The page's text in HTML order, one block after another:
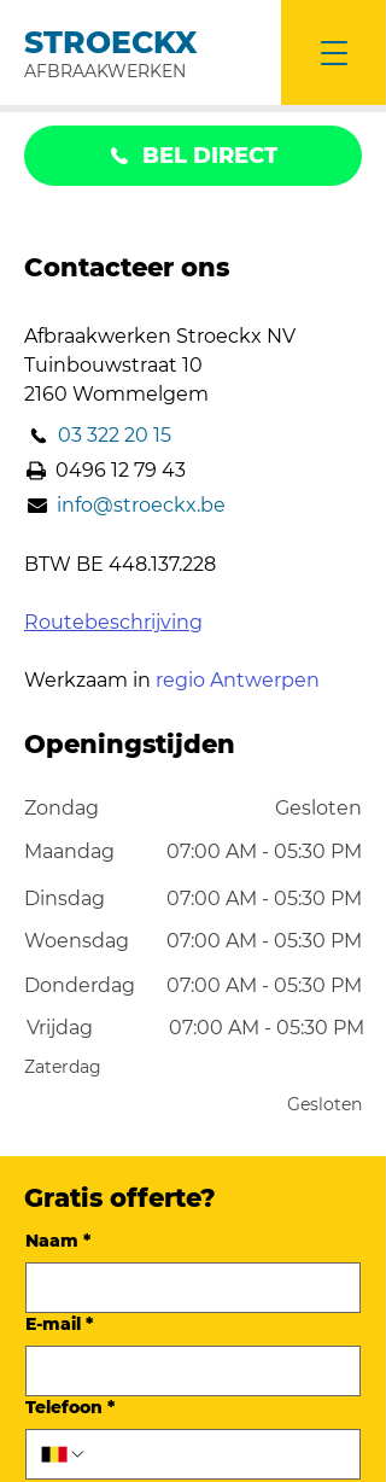
STROECKX
AFBRAAKWERKEN
BEL DIRECT
Contacteer ons
Afbraakwerken Stroeckx NV
Tuinbouwstraat 10
2160 Wommelgem
03 322 20 15
0496 12 79 43
info@stroeckx.be
BTW BE 448.137.228
Routebeschrijving
Werkzaam in regio Antwerpen
Openingstijden
Zondag
Gesloten
Maandag
07:00 AM - 05:30 PM
Dinsdag
07:00 AM - 05:30 PM
Woensdag
07:00 AM - 05:30 PM
Donderdag
07:00 AM - 05:30 PM
Vrijdag
07:00 AM - 05:30 PM
Zaterdag
Gesloten
Gratis offerte?
Naam *
E-mail *
Telefoon *